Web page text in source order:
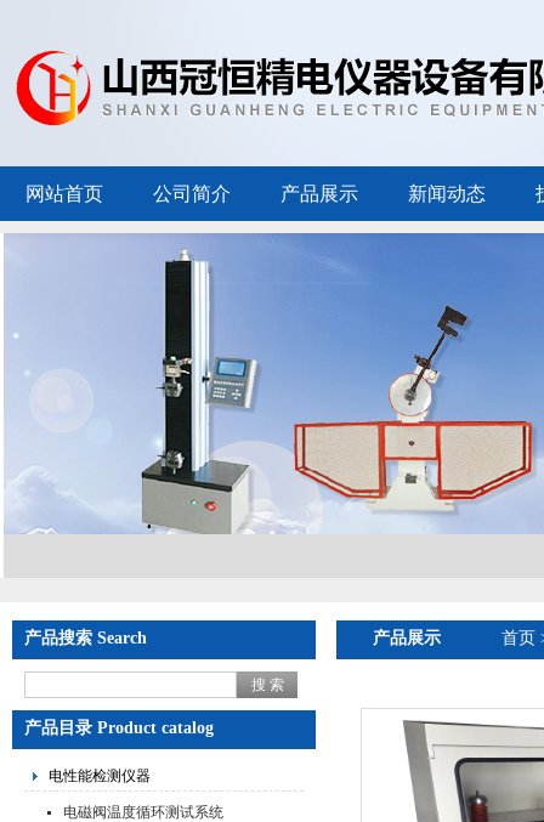
网站首页 公司简介 产品展示 新闻动态
产品搜索 Search
产品目录 Product catalog
电性能检测仪器
电磁阀温度循环测试系统
产品展示 首页